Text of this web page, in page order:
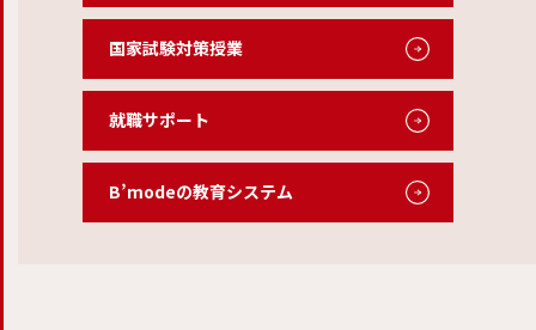
国家試験対策授業
就職サポート
B’modeの教育システム